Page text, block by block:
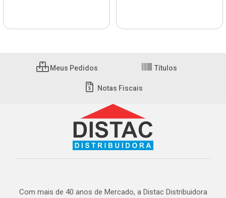
Meus Pedidos Títulos
Notas Fiscais
Com mais de 40 anos de Mercado, a Distac Distribuidora